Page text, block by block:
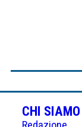
CHI SIAMO